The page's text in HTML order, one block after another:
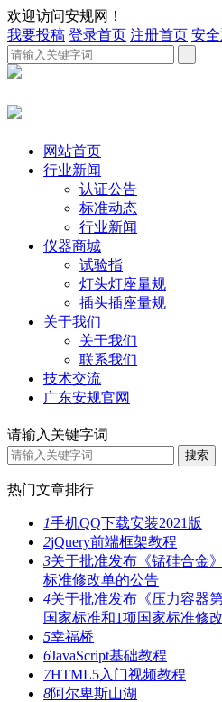
欢迎访问安规网！
我要投稿 登录首页 注册首页 安
网站首页
行业新闻
认证公告
标准动态
行业新闻
仪器商城
试验指
灯头灯座量规
插头插座量规
关于我们
关于我们
联系我们
技术交流
广东安规官网
请输入关键字词
热门文章排行
1手机QQ下载安装2021版
2jQuery前端框架教程
3关于批准发布《锰硅合金
标准修改单的公告
4关于批准发布《压力容器
国家标准和1项国家标准修
5幸福桥
6JavaScript基础教程
7HTML5入门视频教程
8阿尔卑斯山湖